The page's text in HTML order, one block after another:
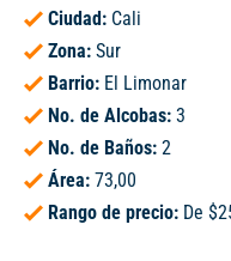
Ciudad: Cali
Zona: Sur
Barrio: El Limonar
No. de Alcobas: 3
No. de Baños: 2
Área: 73,00
Rango de precio: De